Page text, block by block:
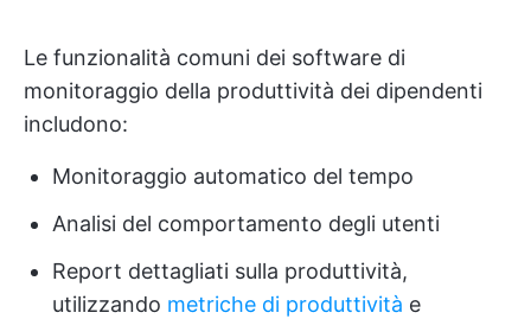
Le funzionalità comuni dei software di
monitoraggio della produttività dei dipendenti
includono:
Monitoraggio automatico del tempo
Analisi del comportamento degli utenti
Report dettagliati sulla produttività,
utilizzando metriche di produttività e